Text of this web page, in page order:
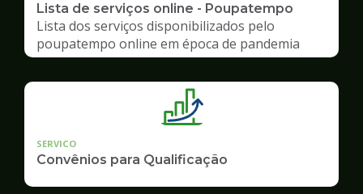
Lista de serviços online - Poupatempo
Lista dos serviços disponibilizados pelo
poupatempo online em época de pandemia
SERVICO
Convênios para Qualificação